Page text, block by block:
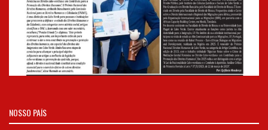
NOSSO PAÍS